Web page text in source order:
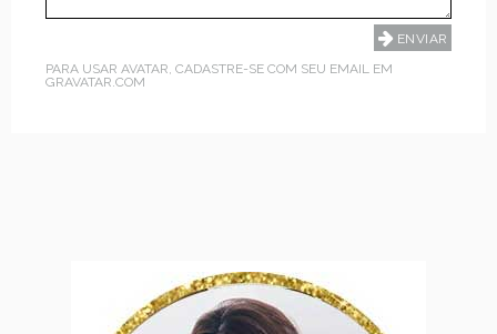
PARA USAR AVATAR, CADASTRE-SE COM SEU EMAIL EM
GRAVATAR.COM